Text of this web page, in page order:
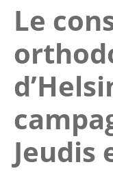
Le
Jeudis